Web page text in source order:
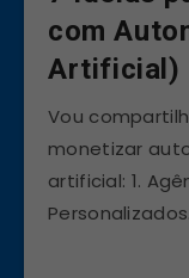
com
Artificial)
Vou
monetizar
artificial: 1.